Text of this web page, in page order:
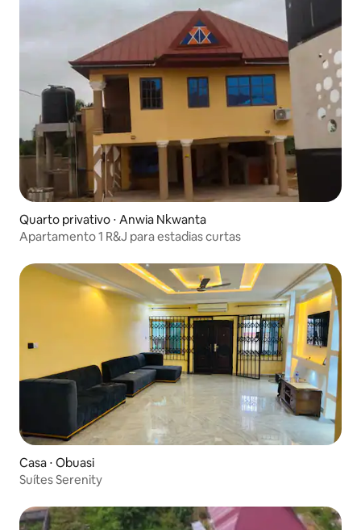
Quarto privativo ⋅ Anwia Nkwanta
Apartamento 1 R&J para estadias curtas
Casa ⋅ Obuasi
Suítes Serenity